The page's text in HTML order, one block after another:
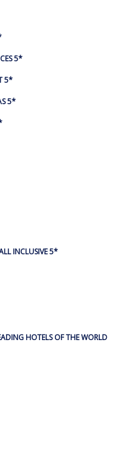
5*
5*
5*
INCLUSIVE 5*
HOTELS OF THE WORLD